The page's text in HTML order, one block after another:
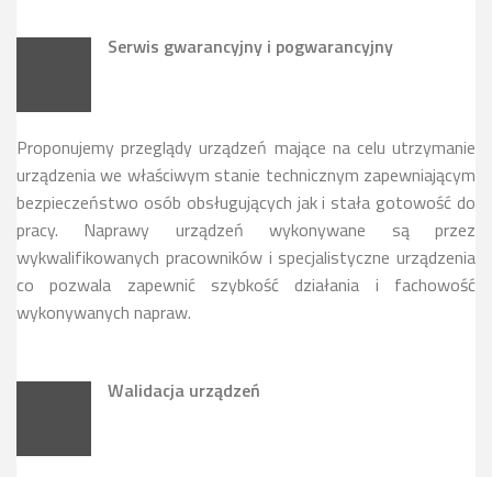
Serwis gwarancyjny i pogwarancyjny
Proponujemy przeglądy urządzeń mające na celu utrzymanie
urządzenia we właściwym stanie technicznym zapewniającym
bezpieczeństwo osób obsługujących jak i stała gotowość do
pracy. Naprawy urządzeń wykonywane są przez
wykwalifikowanych pracowników i specjalistyczne urządzenia
co pozwala zapewnić szybkość działania i fachowość
wykonywanych napraw.
Walidacja urządzeń